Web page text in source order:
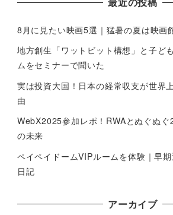
8月に見たい映画5選｜猛暑の夏は映画
地方創生「ワットビット構想」と子ど
ムをセミナーで聞いた
実は投資大国！日本の経常収支が世界
由
WebX2025参加レポ！RWAとぬぐぬ
の未来
ペイペイドームVIPルームを体験｜早
日記
アーカイブ